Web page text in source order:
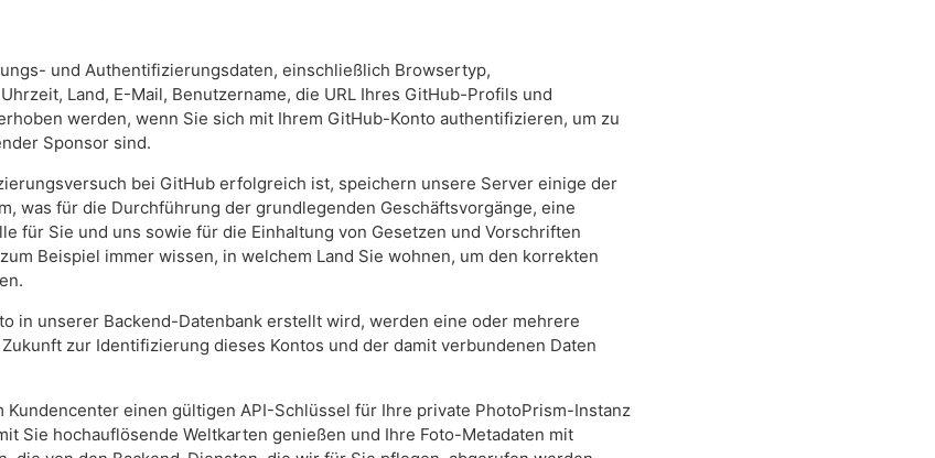
und Authentifizierungsdaten, einschließlich Browsertyp,
Land, E-Mail, Benutzername, die URL Ihres GitHub-Profils und
werden, wenn Sie sich mit Ihrem GitHub-Konto authentifizieren, um zu
Sponsor sind.
bei GitHub erfolgreich ist, speichern unsere Server einige der
was für die Durchführung der grundlegenden Geschäftsvorgänge, eine
für Sie und uns sowie für die Einhaltung von Gesetzen und Vorschriften
Beispiel immer wissen, in welchem Land Sie wohnen, um den korrekten
in unserer Backend-Datenbank erstellt wird, werden eine oder mehrere
zur Identifizierung dieses Kontos und der damit verbundenen Daten
Kundencenter einen gültigen API-Schlüssel für Ihre private PhotoPrism-Instanz
Sie hochauflösende Weltkarten genießen und Ihre Foto-Metadaten mit